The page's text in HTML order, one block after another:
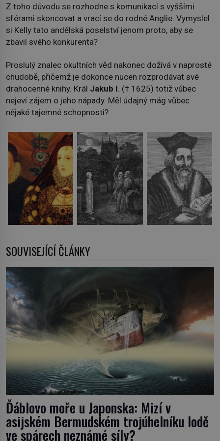
Z toho důvodu se rozhodne s komunikací s vyššími
sférami skoncovat a vrací se do rodné Anglie. Vymyslel
si Kelly tato andělská poselství jenom proto, aby se
zbavil svého konkurenta?
Proslulý znalec okultních věd nakonec dožívá v naprosté
chudobě, přičemž je dokonce nucen rozprodávat své
drahocenné knihy. Král Jakub I . († 1625) totiž vůbec
nejeví zájem o jeho nápady. Měl údajný mág vůbec
nějaké tajemné schopnosti?
SOUVISEJÍCÍ ČLÁNKY
Ďáblovo moře u Japonska: Mizí v
asijském Bermudském trojúhelníku lodě
ve spárech neznámé síly?